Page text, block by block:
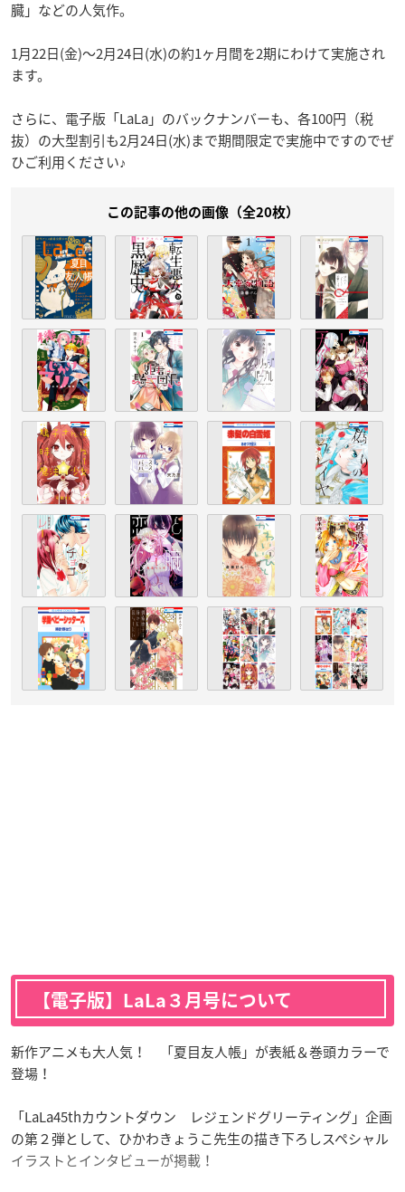
臓」などの人気作。
1月22日(金)〜2月24日(水)の約1ヶ月間を2期にわけて実施され
ます。
さらに、電子版「LaLa」のバックナンバーも、各100円（税
抜）の大型割引も2月24日(水)まで期間限定で実施中ですのでぜ
ひご利用ください♪
この記事の他の画像（全20枚）
【電子版】LaLa３月号について
新作アニメも大人気！ 「夏目友人帳」が表紙＆巻頭カラーで
登場！
「LaLa45thカウントダウン レジェンドグリーティング」企画
の第２弾として、ひかわきょうこ先生の描き下ろしスペシャル
イラストとインタビューが掲載！